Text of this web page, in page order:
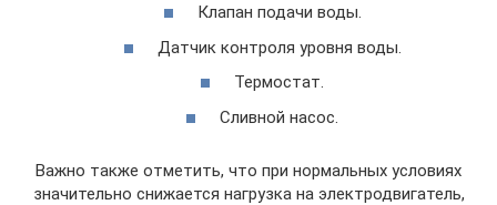
Клапан подачи воды.
Датчик контроля уровня воды.
Термостат.
Сливной насос.
Важно также отметить, что при нормальных условиях
значительно снижается нагрузка на электродвигатель,